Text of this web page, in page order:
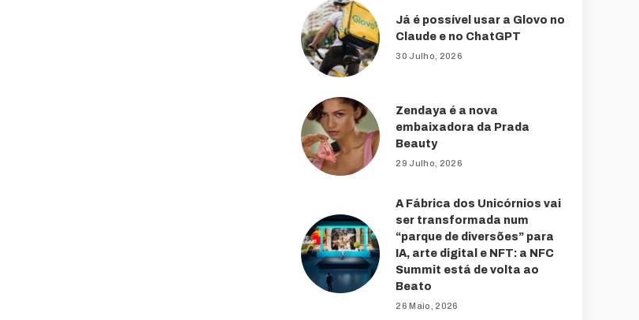
Já é possível usar a Glovo no
Claude e no ChatGPT
30 Julho, 2026
Zendaya é a nova
embaixadora da Prada
Beauty
29 Julho, 2026
A Fábrica dos Unicórnios vai
ser transformada num
“parque de diversões” para
IA, arte digital e NFT: a NFC
Summit está de volta ao
Beato
26 Maio, 2026